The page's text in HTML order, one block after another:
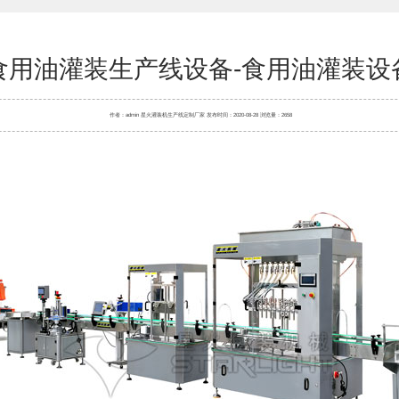
用油灌装生产线设备-食用油灌装设
作者：admin 星火灌装机生产线定制厂家 发布时间：2020-08-28 浏览量：2658